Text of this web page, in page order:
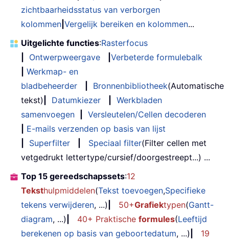
zichtbaarheidsstatus van verborgen
kolommen Vergelijk bereiken en kolommen...
Uitgelichte functies:Rasterfocus
Ontwerpweergave
Verbeterde formulebalk
Werkmap- en
bladbeheerder
Bronnenbibliotheek(Automatische
tekst)
Datumkiezer
Werkbladen
samenvoegen
Versleutelen/Cellen decoderen
E-mails verzenden op basis van lijst
Superfilter Speciaal filter(Filter cellen met
vetgedrukt lettertype/cursief/doorgestreept...) ...
Top 15 gereedschapssets:12
Teksthulpmiddelen(Tekst toevoegen,Specifieke
tekens verwijderen, ...) 50+Grafiektypen(Gantt-
diagram, ...) 40+ Praktische formules(Leeftijd
berekenen op basis van geboortedatum, ...)
19